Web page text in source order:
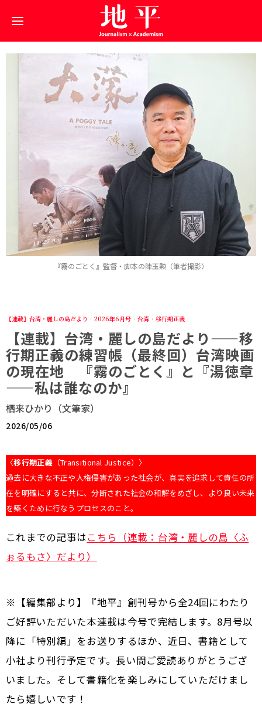
『霧のごとく』監督・脚本の陳玉勲（筆者撮影）
【連載】台湾・麗しの島だより · 2026年6月号 · 台湾 · 移行期正義
【連載】台湾・麗しの島だより——移
行期正義の練習帳（最終回）台湾映画
の現在地 『霧のごとく』と『湯徳章
——私は誰なのか』
栖来ひかり（文筆家）
2026/05/06
〈移行期正義（Transitional Justice）〉
過去に大きな不正や人権侵害があった社会が、真実を追求して責任の所
在を明確にすると共に、分断された社会の和解をめざし、より良い未来
を築くために行なうプロセスのこと。
これまでの記事はこちら（連載：台湾・麗しの島〈ふ
ぉるもさ〉だより）
※【編集部より】『地平』創刊号から全24回にわたり
ご好評いただいた本連載は今号で完結します。8月号以
降に「特別編」をお送りするほか、近日、書籍として
小社より刊行予定です。長い間ご愛読ありがとうござ
いました。そして書籍化を楽しみにしていただけまし
たら嬉しいです！